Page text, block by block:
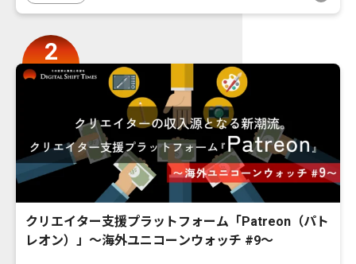
クリエイター支援プラットフォーム「Patreon（パト
レオン）」〜海外ユニコーンウォッチ #9〜